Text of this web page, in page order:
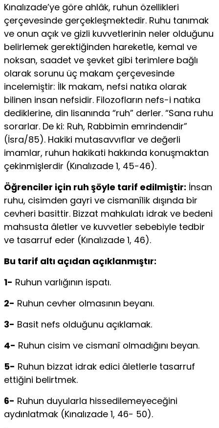
Kınalızade’ye göre ahlâk, ruhun özellikleri
çerçevesinde gerçekleşmektedir. Ruhu tanımak
ve onun açık ve gizli kuvvetlerinin neler olduğunu
belirlemek ge­rektiğinden hareketle, kemal ve
noksan, saadet ve şevket gibi terimlere bağlı
ola­rak sorunu üç makam çerçevesinde
incelemiştir: İlk makam, nefsi natıka olarak
bilinen insan nefsidir. Filozofların nefs-i natıka
dediklerine, din lisanında “ruh” derler. “Sana ruhu
sorarlar. De ki: Ruh, Rabbimin emrindendir”
(İsra/85). Haki­ki mutasavvıflar ve değerli
imamlar, ruhun hakikati hakkında konuşmaktan
çe­kinmişlerdir (Kınalızade 1, 45-46).
Öğrenciler için ruh şöyle tarif edilmiştir: İn­san
ruhu, cisimden gayri ve cismanîlik dışında bir
cevheri basittir. Bizzat mahkulatı idrak ve bedeni
mahsusta âletler ve kuvvetler sebebiyle tedbir
ve tasarruf eder (Kınalızade 1, 46).
Bu tarif altı açıdan açıklanmıştır:
1- Ruhun varlığının is­patı.
2- Ruhun cevher olmasının beyanı.
3- Basit nefs olduğunu açıklamak.
4- Ruhun cisim ve cismanî olmadığını beyan.
5- Ruhun bizzat idrak edici âletlerle tasarruf
ettiğini belirtmek.
6- Ruhun duyularla hissedilemeyeceğini
aydınlatmak (Kınalızade 1, 46- 50).